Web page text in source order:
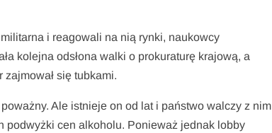
i reagowali na nią rynki, naukowcy
kolejna odsłona walki o prokuraturę krajową, a
zajmował się tubkami.
Ale istnieje on od lat i państwo walczy z nim
podwyżki cen alkoholu. Ponieważ jednak lobby